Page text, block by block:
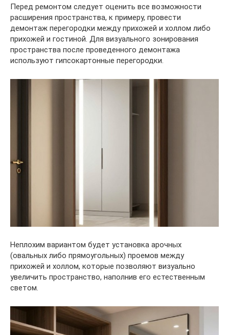
Перед ремонтом следует оценить все возможности
расширения пространства, к примеру, провести
демонтаж перегородки между прихожей и холлом либо
прихожей и гостиной. Для визуального зонирования
пространства после проведенного демонтажа
используют гипсокартонные перегородки.
Неплохим вариантом будет установка арочных
(овальных либо прямоугольных) проемов между
прихожей и холлом, которые позволяют визуально
увеличить пространство, наполнив его естественным
светом.